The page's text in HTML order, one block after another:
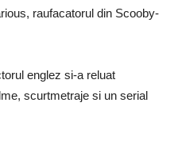
raufacatorul din Scooby-
englez si-a reluat
scurtmetraje si un serial